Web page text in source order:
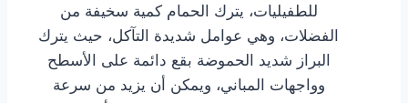
للطفيليات، يترك الحمام كمية سخيفة من
الفضلات، وهي عوامل شديدة التآكل، حيث يترك
البراز شديد الحموضة بقع دائمة على الأسطح
وواجهات المباني، ويمكن أن يزيد من سرعة